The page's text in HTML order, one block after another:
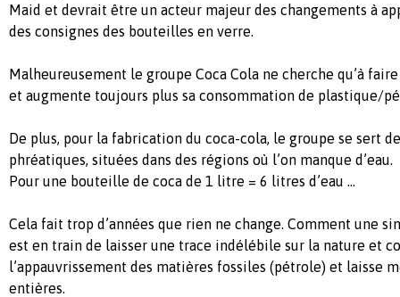
Maid et devrait être un acteur majeur des changements à
des consignes des bouteilles en verre.
Malheureusement le groupe Coca Cola ne cherche qu’à
et augmente toujours plus sa consommation de plastique/
De plus, pour la fabrication du coca-cola, le groupe se sert
phréatiques, situées dans des régions où l’on manque d’eau.
Pour une bouteille de coca de 1 litre = 6 litres d’eau ...
Cela fait trop d’années que rien ne change. Comment une
est en train de laisser une trace indélébile sur la nature et
l’appauvrissement des matières fossiles (pétrole) et laisse
entières.